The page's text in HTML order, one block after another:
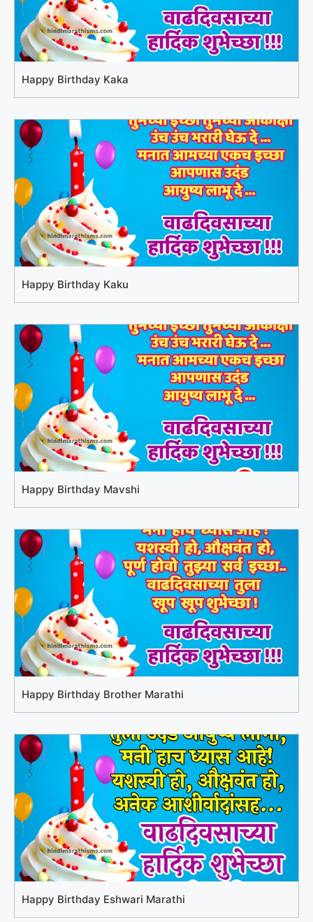
Happy Birthday Kaka
Happy Birthday Kaku
Happy Birthday Mavshi
Happy Birthday Brother Marathi
Happy Birthday Eshwari Marathi